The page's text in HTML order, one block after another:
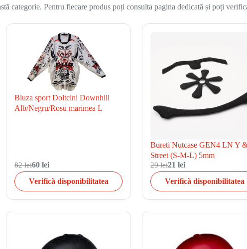
categorie. Pentru fiecare produs poți consulta pagina dedicată și poți
Bluza sport Doltcini Downhill
Alb/Negru/Rosu marimea L
82 lei60 lei
Verifică disponibilitatea
Bureti Nutcase GEN4 LN Y
Street (S-M-L) 5mm
29 lei21 lei
Verifică disponibilitatea